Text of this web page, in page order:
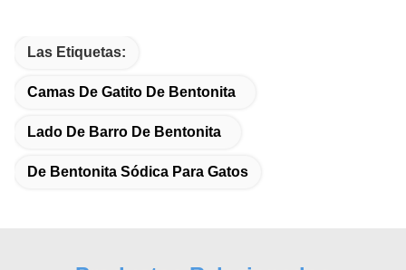
Las Etiquetas:
Camas De Gatito De Bentonita
Lado De Barro De Bentonita
De Bentonita Sódica Para Gatos